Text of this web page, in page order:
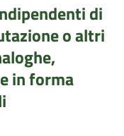
di
o altri
in forma